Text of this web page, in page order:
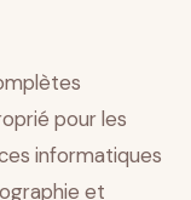
pour les
informatiques
et